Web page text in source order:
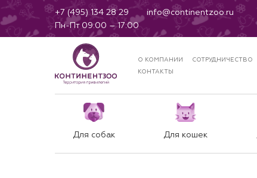
+7 (495) 134 28 29
info@continentzoo.ru
Пн-Пт 09:00 – 17:00
О КОМПАНИИ СОТРУДНИЧЕСТВО
КОНТАКТЫ
Для собак Для кошек